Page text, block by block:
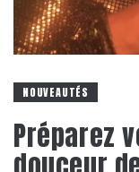
NOUVEAUTÉS
Préparez